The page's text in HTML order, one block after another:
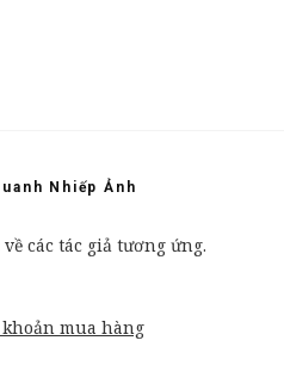
Nhiếp Ảnh
các tác giả tương ứng.
mua hàng